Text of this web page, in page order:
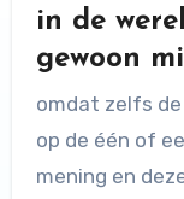
in de
gewoon
omdat zelfs
op de één of
mening en